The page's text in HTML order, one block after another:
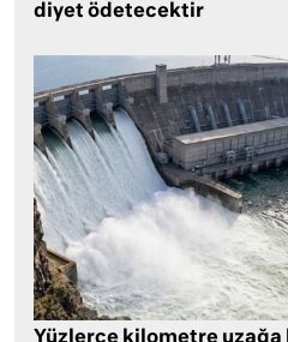
diyet ödetecektir
Yüzlerce kilometre uzağa